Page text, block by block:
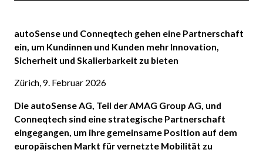
autoSense und Conneqtech gehen eine Partnerschaft
ein, um Kundinnen und Kunden mehr Innovation,
Sicherheit und Skalierbarkeit zu bieten
Zürich, 9. Februar 2026
Die autoSense AG, Teil der AMAG Group AG, und
Conneqtech sind eine strategische Partnerschaft
eingegangen, um ihre gemeinsame Position auf dem
europäischen Markt für vernetzte Mobilität zu